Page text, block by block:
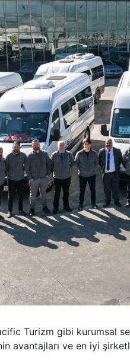
Turizm gibi kurumsal
avantajları ve en iyi